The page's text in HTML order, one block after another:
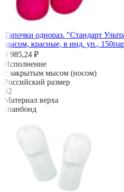
Тапочки однораз. "Стандарт
мысом, красные, в инд. уп.,
3 985,24 ₽
Исполнение
с закрытым мысом (носом)
Российский размер
42
Материал верха
спанбонд